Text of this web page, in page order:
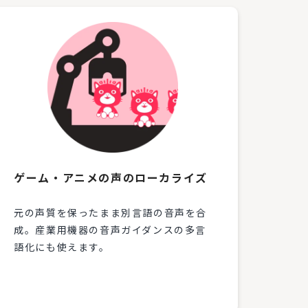
ゲーム・アニメの声のローカライズ
元の声質を保ったまま別言語の音声を合
成。産業用機器の音声ガイダンスの多言
語化にも使えます。